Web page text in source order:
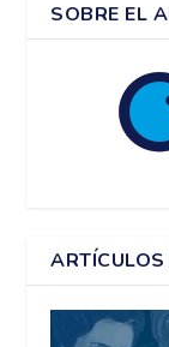
SOBRE EL